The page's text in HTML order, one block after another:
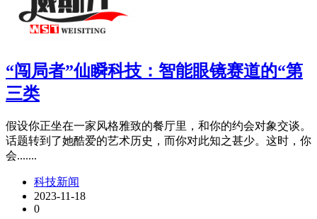
“闯局者”仙瞬科技：智能眼镜赛道的“第
三类
假设你正坐在一家风格雅致的餐厅里，和你的约会对象交谈。
话题转到了她酷爱的艺术历史，而你对此知之甚少。这时，你
会.......
科技新闻
2023-11-18
0